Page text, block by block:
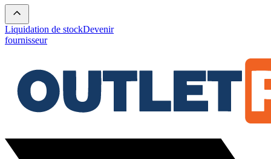
Liquidation de stockDevenir
fournisseur